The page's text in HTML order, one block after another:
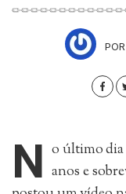
POR
N o último dia
anos e